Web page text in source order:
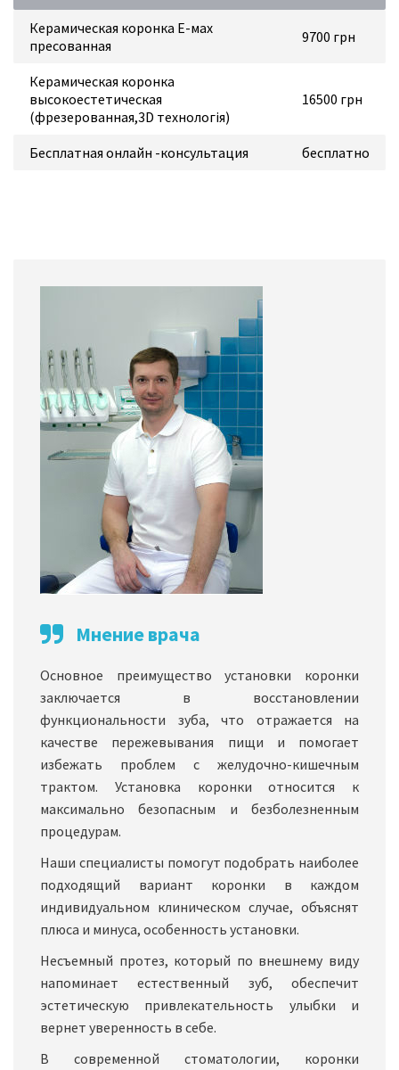
Керамическая коронка Е-мах
пресованная
9700 грн
Керамическая коронка
высокоестетическая
(фрезерованная,3D технологія)
16500 грн
Бесплатная онлайн -консультация бесплатно
Мнение врача
Основное преимущество установки коронки
заключается в восстановлении
функциональности зуба, что отражается на
качестве пережевывания пищи и помогает
избежать проблем с желудочно-кишечным
трактом. Установка коронки относится к
максимально безопасным и безболезненным
процедурам.
Наши специалисты помогут подобрать наиболее
подходящий вариант коронки в каждом
индивидуальном клиническом случае, объяснят
плюса и минуса, особенность установки.
Несъемный протез, который по внешнему виду
напоминает естественный зуб, обеспечит
эстетическую привлекательность улыбки и
вернет уверенность в себе.
В современной стоматологии, коронки